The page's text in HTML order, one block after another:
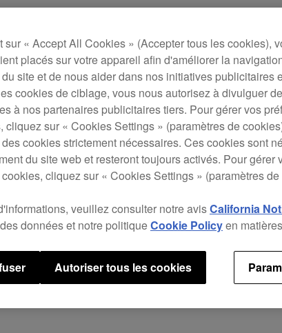
sur « Accept All Cookies » (Accepter tous les cookies),
placés sur votre appareil afin d'améliorer la
site et de nous aider dans nos initiatives publicitaires
cookies de ciblage, vous nous autorisez à divulguer
à nos partenaires publicitaires tiers. Pour gérer vos
cliquez sur « Cookies Settings » (paramètres de
cookies strictement nécessaires. Ces cookies sont
du site web et resteront toujours activés. Pour gérer
cliquez sur « Cookies Settings » (paramètres
veuillez consulter notre avisCalifornia
données et notre politiqueCookie Policyen
Autoriser tous les cookies